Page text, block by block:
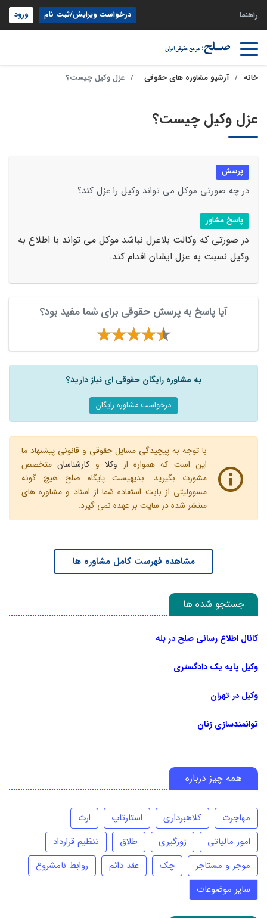
راهنما درخواست ویرایش/ثبت نام ورود
خانه آرشیو مشاوره های حقوقی عزل وکیل چیست؟
عزل وکیل چیست؟
پرسش
در چه صورتی موکل می تواند وکیل را عزل کند؟
پاسخ مشاور
در صورتی که وکالت بلاعزل نباشد موکل می تواند با اطلاع به
وکیل نسبت به عزل ایشان اقدام کند.
آیا پاسخ به پرسش حقوقی برای شما مفید بود؟
به مشاوره رایگان حقوقی ای نیاز دارید؟
درخواست مشاوره رایگان
با توجه به پیچیدگی مسایل حقوقی و قانونی پیشنهاد ما
این است که همواره از وکلاو کارشناسانمتخصص
مشورت بگیرید. بدیهیست پایگاه صلح هیچ گونه
مسوولیتی از بابت استفاده شما از اسناد و مشاوره های
منتشر شده در سایت بر عهده نمی گیرد.
مشاهده فهرست کامل مشاوره ها
جستجو شده ها
کانال اطلاع رسانی صلح در بله
وکیل پایه یک دادگستری
وکیل در تهران
توانمندسازی زنان
همه چیز درباره
مهاجرت کلاهبرداری استارتاپ
ارث
امور مالیاتی
زورگیری طلاق
تنظیم قرارداد
موجر و مستاجر
چک عقد دائم
روابط نامشروع
سایر موضوعات